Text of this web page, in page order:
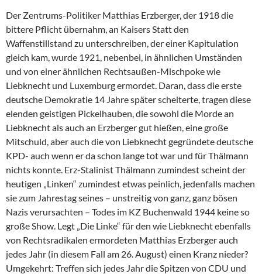
Der Zentrums-Politiker Matthias Erzberger, der 1918 die
bittere Pflicht übernahm, an Kaisers Statt den
Waffenstillstand zu unterschreiben, der einer Kapitulation
gleich kam, wurde 1921, nebenbei, in ähnlichen Umständen
und von einer ähnlichen Rechtsaußen-Mischpoke wie
Liebknecht und Luxemburg ermordet. Daran, dass die erste
deutsche Demokratie 14 Jahre später scheiterte, tragen diese
elenden geistigen Pickelhauben, die sowohl die Morde an
Liebknecht als auch an Erzberger gut hießen, eine große
Mitschuld, aber auch die von Liebknecht gegründete deutsche
KPD- auch wenn er da schon lange tot war und für Thälmann
nichts konnte. Erz-Stalinist Thälmann zumindest scheint der
heutigen „Linken“ zumindest etwas peinlich, jedenfalls machen
sie zum Jahrestag seines – unstreitig von ganz, ganz bösen
Nazis verursachten – Todes im KZ Buchenwald 1944 keine so
große Show. Legt „Die Linke“ für den wie Liebknecht ebenfalls
von Rechtsradikalen ermordeten Matthias Erzberger auch
jedes Jahr (in diesem Fall am 26. August) einen Kranz nieder?
Umgekehrt: Treffen sich jedes Jahr die Spitzen von CDU und